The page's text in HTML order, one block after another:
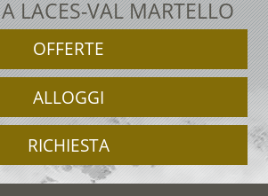
LACES-VAL MARTELLO
OFFERTE
ALLOGGI
RICHIESTA